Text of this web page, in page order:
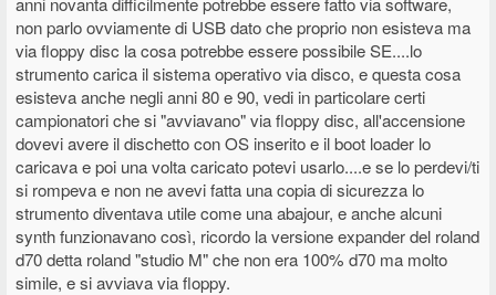
non parlo ovviamente di USB dato che proprio non esisteva ma
via floppy disc la cosa potrebbe essere possibile SE....lo
strumento carica il sistema operativo via disco, e questa cosa
esisteva anche negli anni 80 e 90, vedi in particolare certi
campionatori che si "avviavano" via floppy disc, all'accensione
dovevi avere il dischetto con OS inserito e il boot loader lo
caricava e poi una volta caricato potevi usarlo....e se lo perdevi/ti
si rompeva e non ne avevi fatta una copia di sicurezza lo
strumento diventava utile come una abajour, e anche alcuni
synth funzionavano così, ricordo la versione expander del roland
d70 detta roland "studio M" che non era 100% d70 ma molto
simile, e si avviava via floppy.